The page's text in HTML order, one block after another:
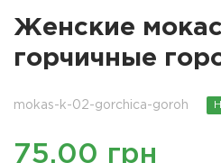
Женские
горчичные
mokas-k-02-gorchica-goroh
75,00 грн